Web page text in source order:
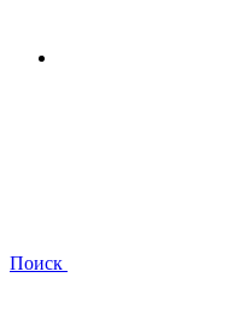
Поиск